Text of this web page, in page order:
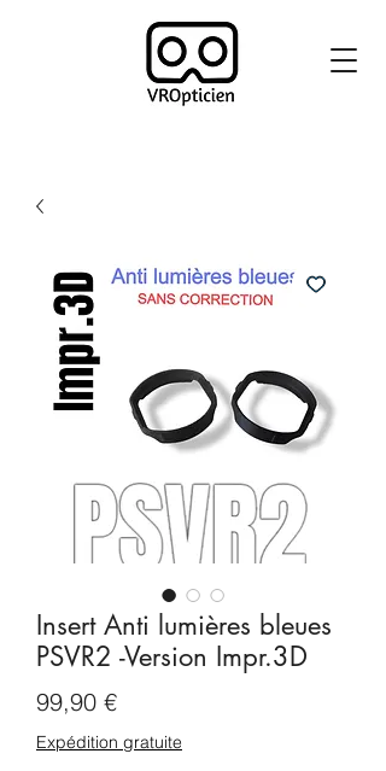
Insert Anti lumières bleues
PSVR2 -Version Impr.3D
99,90 €Prix
Expédition gratuite